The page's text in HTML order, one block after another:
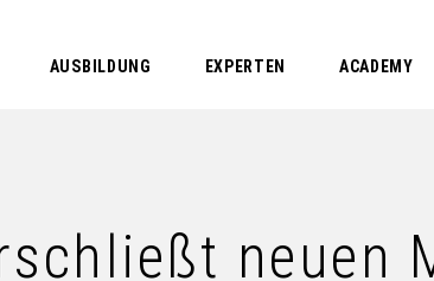
AUSBILDUNG EXPERTEN ACADEMY
neuen